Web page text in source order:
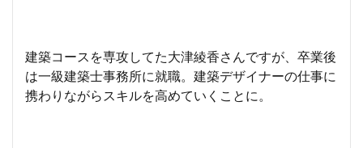
建築コースを専攻してた大津綾香さんですが、卒業後
は一級建築士事務所に就職。建築デザイナーの仕事に
携わりながらスキルを高めていくことに。